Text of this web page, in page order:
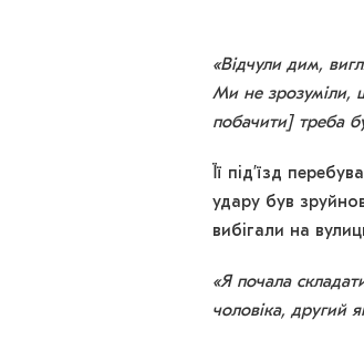
«Відчули дим,
Ми не зрозуміли,
побачити] треба
Її під’їзд
удару був
вибігали на
«Я почала
чоловіка, другий